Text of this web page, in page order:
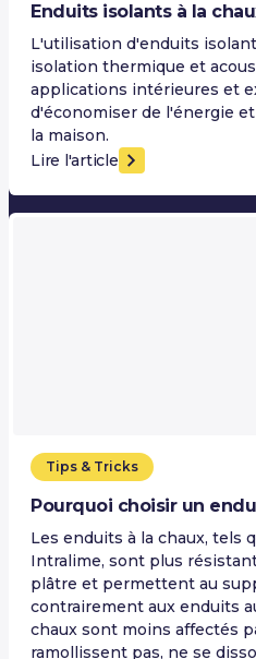
Enduits isolants à la
L'utilisation d'enduits
isolation thermique et
applications intérieures et
d'économiser de l'énergie
la maison.
Lire l'article
Tips & Tricks
Pourquoi choisir un
Les enduits à la chaux, tels
Intralime, sont plus
plâtre et permettent au
contrairement aux enduits
chaux sont moins affectés
ramollissent pas, ne se